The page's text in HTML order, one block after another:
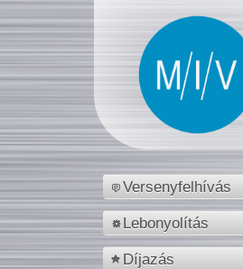
Versenyfelhívás
Lebonyolítás
Díjazás